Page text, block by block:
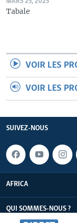
MARS 25, 2025
Tabale
VOIR LES
VOIR LES
SUIVEZ-NOUS
AFRICA
QUI SOMMES-NOUS ?